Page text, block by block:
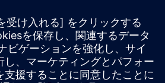
、エンジニアリングチームはより
りを保ち、緊密に連携し、生産性
ドの力を活用することで、ITに集
イノベーションを加速し、コスト
開発プロセス全体を強化することが
X CADは、現代の電気設計のニー